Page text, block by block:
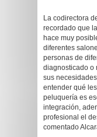
La codirectora
recordado que
hace muy
diferentes
personas de
diagnosticado o
sus
entender qué
peluquería es
integración,
profesional el
comentado